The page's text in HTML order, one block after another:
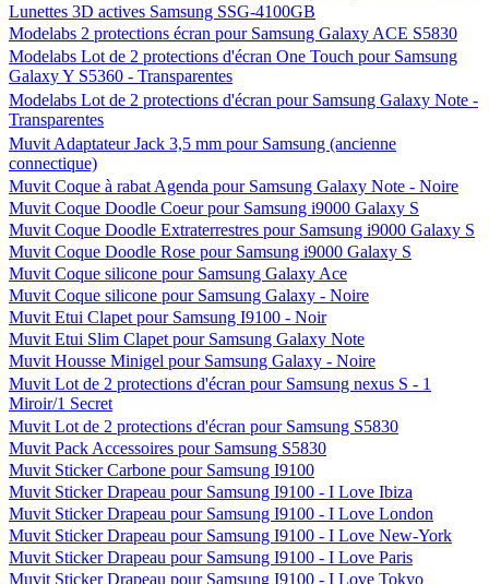
Lunettes 3D actives Samsung SSG-4100GB
Modelabs 2 protections écran pour Samsung Galaxy ACE S5830
Modelabs Lot de 2 protections d'écran One Touch pour Samsung
Galaxy Y S5360 - Transparentes
Modelabs Lot de 2 protections d'écran pour Samsung Galaxy Note -
Transparentes
Muvit Adaptateur Jack 3,5 mm pour Samsung (ancienne
connectique)
Muvit Coque à rabat Agenda pour Samsung Galaxy Note - Noire
Muvit Coque Doodle Coeur pour Samsung i9000 Galaxy S
Muvit Coque Doodle Extraterrestres pour Samsung i9000 Galaxy S
Muvit Coque Doodle Rose pour Samsung i9000 Galaxy S
Muvit Coque silicone pour Samsung Galaxy Ace
Muvit Coque silicone pour Samsung Galaxy - Noire
Muvit Etui Clapet pour Samsung I9100 - Noir
Muvit Etui Slim Clapet pour Samsung Galaxy Note
Muvit Housse Minigel pour Samsung Galaxy - Noire
Muvit Lot de 2 protections d'écran pour Samsung nexus S - 1
Miroir/1 Secret
Muvit Lot de 2 protections d'écran pour Samsung S5830
Muvit Pack Accessoires pour Samsung S5830
Muvit Sticker Carbone pour Samsung I9100
Muvit Sticker Drapeau pour Samsung I9100 - I Love Ibiza
Muvit Sticker Drapeau pour Samsung I9100 - I Love London
Muvit Sticker Drapeau pour Samsung I9100 - I Love New-York
Muvit Sticker Drapeau pour Samsung I9100 - I Love Paris
Muvit Sticker Drapeau pour Samsung I9100 - I Love Tokyo